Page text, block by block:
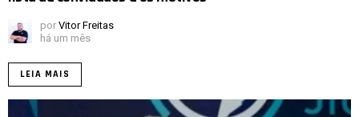
por Vitor Freitas
há um mês
LEIA MAIS